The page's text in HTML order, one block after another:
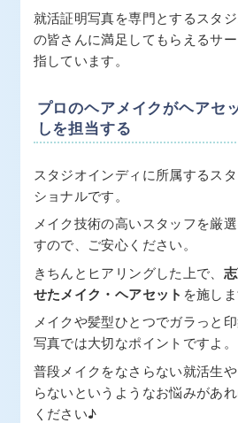
就活証明写真を専門とするスタ
の皆さんに満足してもらえるサ
指しています。
プロのヘアメイクがヘアセ
しを担当する
スタジオインディに所属するス
ショナルです。
メイク技術の高いスタッフを厳
すので、ご安心ください。
きちんとヒアリングした上で、
せたメイク・ヘアセット を施しま
メイクや髪型ひとつでガラっと
写真では大切なポイントですよ。
普段メイクをなさらない就活生
らないというようなお悩みがあ
ください♪